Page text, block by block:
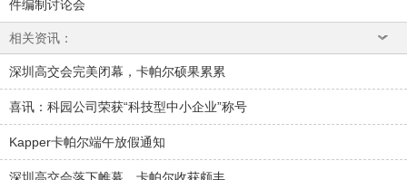
件编制讨论会
相关资讯：
深圳高交会完美闭幕，卡帕尔硕果累累
喜讯：科园公司荣获“科技型中小企业”称号
Kapper卡帕尔端午放假通知
深圳高交会落下帷幕，卡帕尔收获颇丰